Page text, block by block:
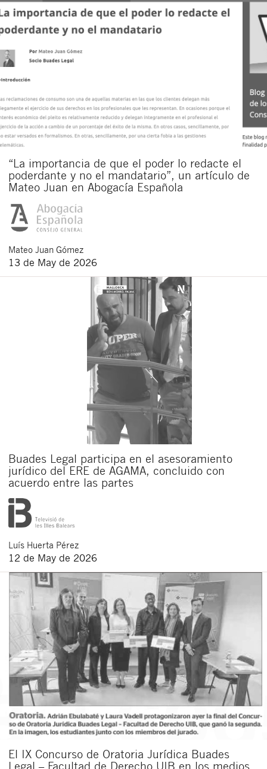
“La importancia de que el poder lo redacte el
poderdante y no el mandatario”, un artículo de
Mateo Juan en Abogacía Española
Mateo Juan Gómez
13 de May de 2026
Buades Legal participa en el asesoramiento
jurídico del ERE de AGAMA, concluido con
acuerdo entre las partes
Luís Huerta Pérez
12 de May de 2026
El IX Concurso de Oratoria Jurídica Buades
Legal – Facultad de Derecho UIB en los medios